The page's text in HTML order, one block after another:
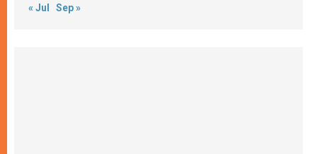
« Jul Sep »